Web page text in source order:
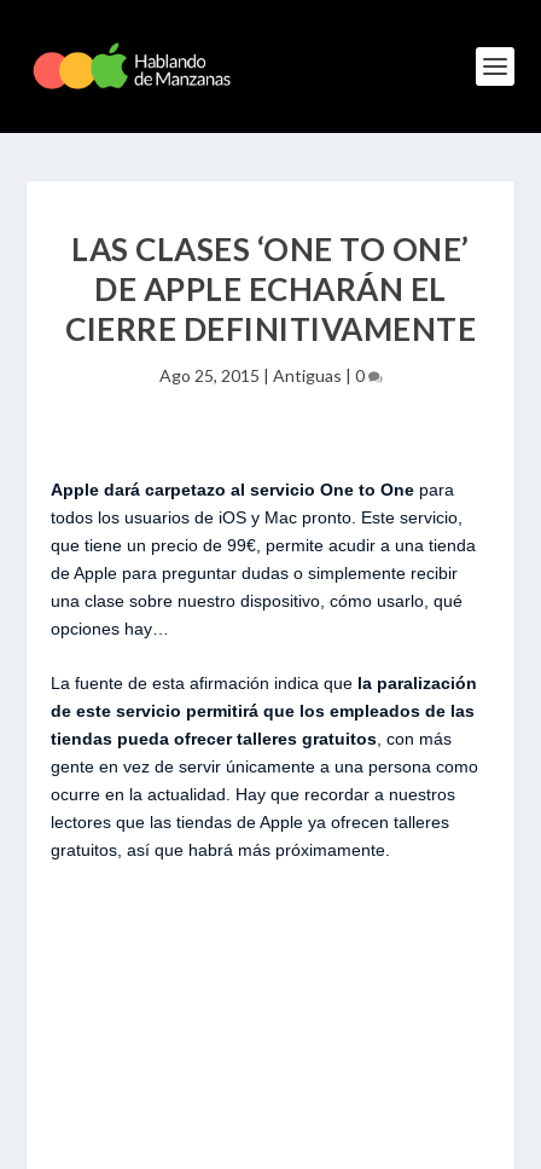
LAS CLASES ‘ONE TO ONE’
DE APPLE ECHARÁN EL
CIERRE DEFINITIVAMENTE
Ago 25, 2015 | Antiguas | 0
Apple dará carpetazo al servicio One to One para
todos los usuarios de iOS y Mac pronto. Este servicio,
que tiene un precio de 99€, permite acudir a una tienda
de Apple para preguntar dudas o simplemente recibir
una clase sobre nuestro dispositivo, cómo usarlo, qué
opciones hay…
La fuente de esta afirmación indica que la paralización
de este servicio permitirá que los empleados de las
tiendas pueda ofrecer talleres gratuitos, con más
gente en vez de servir únicamente a una persona como
ocurre en la actualidad. Hay que recordar a nuestros
lectores que las tiendas de Apple ya ofrecen talleres
gratuitos, así que habrá más próximamente.